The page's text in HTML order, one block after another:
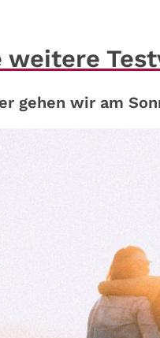
weitere
gehen wir am